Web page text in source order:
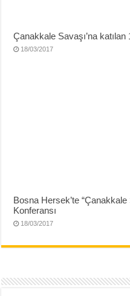
Çanakkale Savaşı’na katılan
18/03/2017
Bosna Hersek’te “Çanakkale
Konferansı
18/03/2017